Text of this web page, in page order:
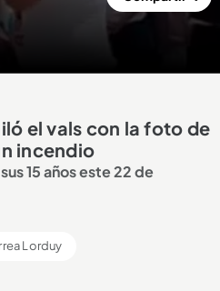
el vals con la foto de
incendio
15 años este 22 de
Lorduy